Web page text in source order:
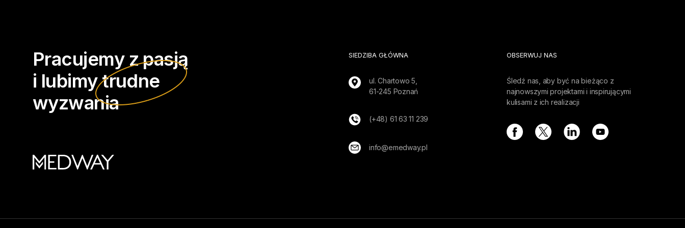
Pracujemy z pasją
i lubimytrudne
wyzwania
SIEDZIBA GŁÓWNA
ul. Chartowo 5,
61-245 Poznań
(+48) 61 63 11 239
info@emedway.pl
OBSERWUJ NAS
Śledź nas, aby być na bieżąco z
najnowszymi projektami i inspirującymi
kulisami z ich realizacji